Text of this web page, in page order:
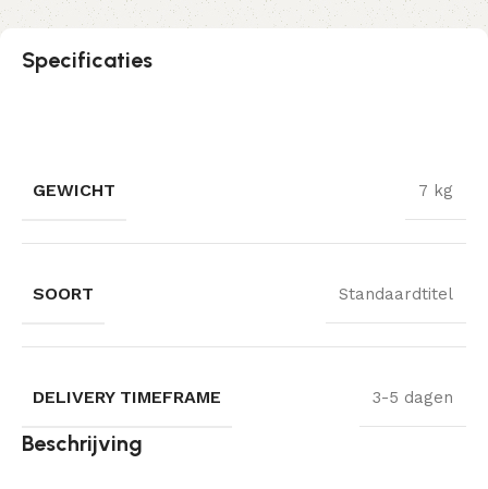
Specificaties
GEWICHT 7 kg
SOORT Standaardtitel
DELIVERY TIMEFRAME 3-5 dagen
Beschrijving